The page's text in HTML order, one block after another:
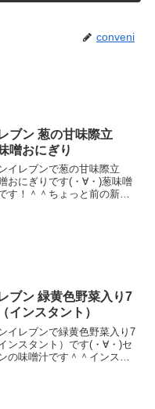
conveni
ブン 葱の甘味際立
噌おにぎり
イレブンで葱の甘味際立
おにぎりです(・∀・)葱味噌
す！＾＾ちょっと前の新作
ブン 緑黄色野菜入り7
インスタント）
イレブンで緑黄色野菜入り7
ンスタント）です(・∀・)セ
の味噌汁です＾＾インスタ